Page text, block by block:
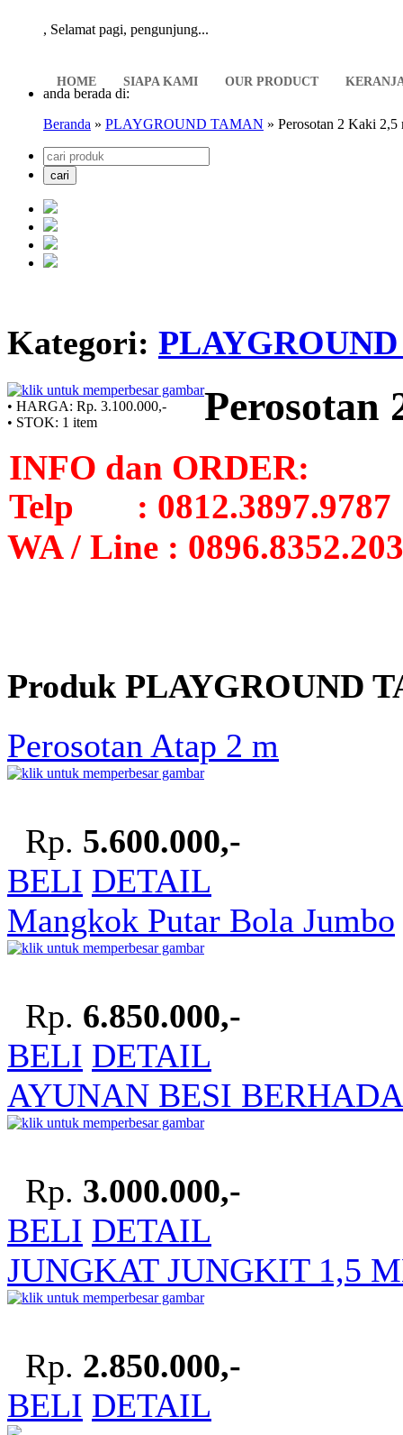
, Selamat pagi, pengunjung...
HOME SIAPA KAMI OUR PRODUCT
anda berada di:
Beranda » PLAYGROUND TAMAN » Perosotan 2 Kaki 2,5
Kategori:
• HARGA: Rp. 3.100.000,-
• STOK: 1 item Perosotan
INFO dan ORDER:
Telp : 0812.3897.9787
WA / Line :
Produk PLAYGROUND
Perosotan Atap 2 m
Rp. 5.600.000,-
BELI DETAIL
Mangkok Putar Bola Jumbo
Rp. 6.850.000,-
BELI DETAIL
AYUNAN BESI
Rp. 3.000.000,-
BELI DETAIL
JUNGKAT JUNGKIT 1,5
Rp. 2.850.000,-
BELI DETAIL